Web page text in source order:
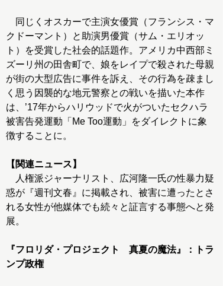
同じくオスカーで主演女優賞（フランシス・マ
クドーマント）と助演男優賞（サム・エリオッ
ト）を受賞した社会的話題作。アメリカ中西部ミ
ズーリ州の田舎町で、娘をレイプで殺された母親
が街の大型広告に事件を訴え、その行為を疎まし
く思う因襲的な地元警察との戦いを描いた本作
は、’17年からハリウッドで火がついたセクハラ
被害告発運動「Me Too運動」をダイレクトに象
徴することに。
【関連ニュース】
人権派ジャーナリスト、広河隆一氏の性暴力疑
惑が『週刊文春』に掲載され、被害に遭ったとさ
れる女性が他媒体でも続々と証言する事態へと発
展。
『フロリダ・プロジェクト 真夏の魔法』：トラ
ンプ政権